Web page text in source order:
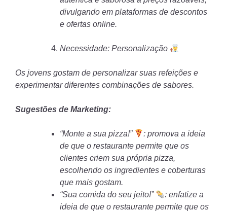
divulgando em plataformas de descontos
e ofertas online.
Necessidade: Personalização
Os jovens gostam de personalizar suas refeições e
experimentar diferentes combinações de sabores.
Sugestões de Marketing:
“Monte a sua pizza!”
: promova a ideia
de que o restaurante permite que os
clientes criem sua própria pizza,
escolhendo os ingredientes e coberturas
que mais gostam.
“Sua comida do seu jeito!”
: enfatize a
ideia de que o restaurante permite que os